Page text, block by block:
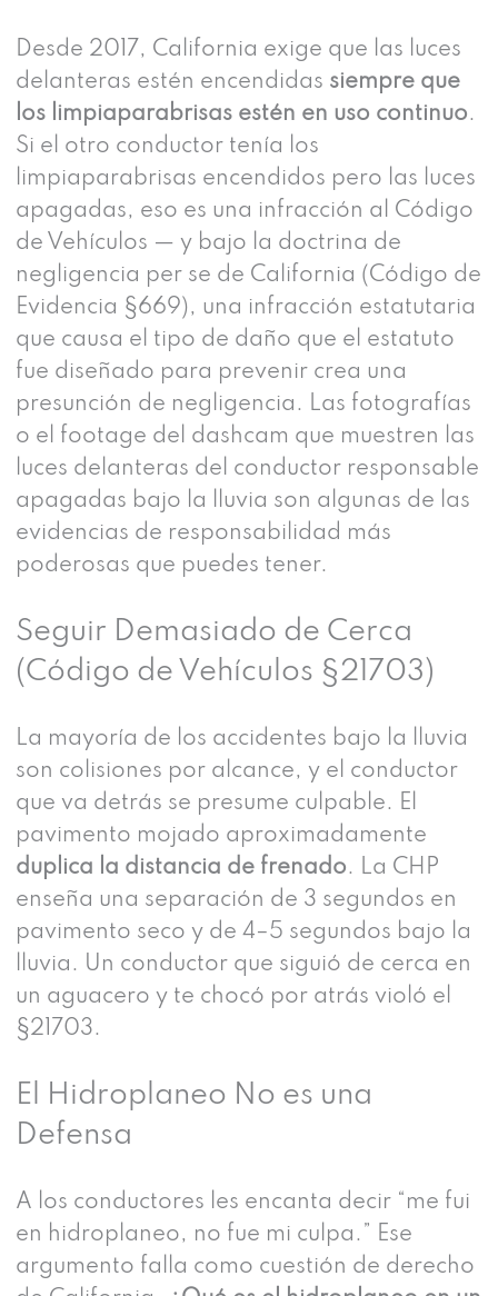
Desde 2017, California exige que las luces
delanteras estén encendidas siempre que
los limpiaparabrisas estén en uso continuo.
Si el otro conductor tenía los
limpiaparabrisas encendidos pero las luces
apagadas, eso es una infracción al Código
de Vehículos — y bajo la doctrina de
negligencia per se de California (Código de
Evidencia §669), una infracción estatutaria
que causa el tipo de daño que el estatuto
fue diseñado para prevenir crea una
presunción de negligencia. Las fotografías
o el footage del dashcam que muestren las
luces delanteras del conductor responsable
apagadas bajo la lluvia son algunas de las
evidencias de responsabilidad más
poderosas que puedes tener.
Seguir Demasiado de Cerca
(Código de Vehículos §21703)
La mayoría de los accidentes bajo la lluvia
son colisiones por alcance, y el conductor
que va detrás se presume culpable. El
pavimento mojado aproximadamente
duplica la distancia de frenado. La CHP
enseña una separación de 3 segundos en
pavimento seco y de 4–5 segundos bajo la
lluvia. Un conductor que siguió de cerca en
un aguacero y te chocó por atrás violó el
§21703.
El Hidroplaneo No es una
Defensa
A los conductores les encanta decir “me fui
en hidroplaneo, no fue mi culpa.” Ese
argumento falla como cuestión de derecho